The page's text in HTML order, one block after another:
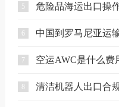
5 危险品海运出口操
6 中国到罗马尼亚运
7
8 清洁机器人出口合